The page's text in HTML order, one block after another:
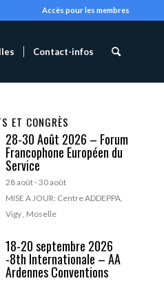
Accès pour les membres
Contact-infos
ET CONGRÈS
28-30 Août 2026 – Forum
Francophone Européen du
Service
28 août-30 août
MISE A JOUR: Centre ADDEPPA,
Vigy , Moselle
18-20 septembre 2026
-8th Internationale – AA
Ardennes Conventions